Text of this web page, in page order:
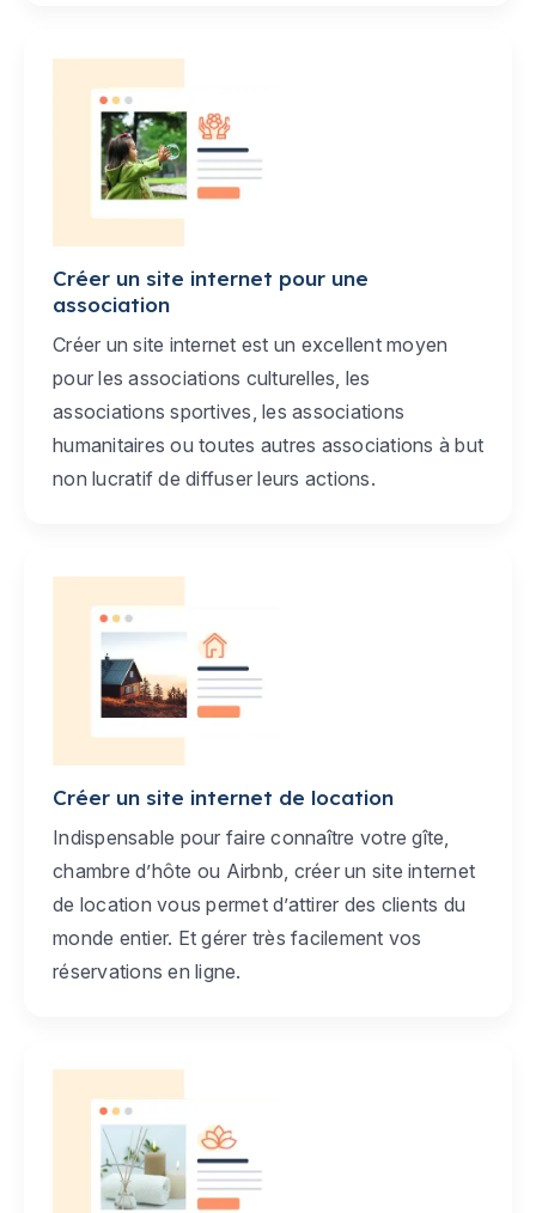
Créer un site internet pour une
association
Créer un site internet est un excellent moyen
pour les associations culturelles, les
associations sportives, les associations
humanitaires ou toutes autres associations à but
non lucratif de diffuser leurs actions.
Créer un site internet de location
Indispensable pour faire connaître votre gîte,
chambre d’hôte ou Airbnb, créer un site internet
de location vous permet d’attirer des clients du
monde entier. Et gérer très facilement vos
réservations en ligne.